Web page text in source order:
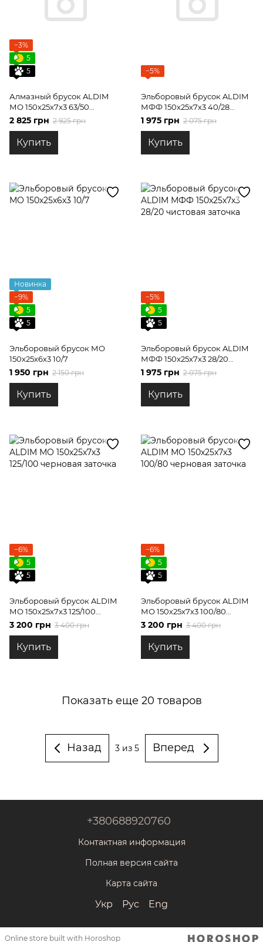
−3%
5
5
Алмазный брусок ALDIM
МО 150х25х7х3 63/50
получистовая заточка
2 825 грн 2 925 грн
Купить
−5%
Эльборовый брусок ALDIM
МФФ 150x25x7х3 40/28
чистовая заточка
1 975 грн 2 075 грн
Купить
Новинка
−9%
5
5
Эльборовый брусок МО
150х25х6х3 10/7
1 950 грн 2 150 грн
Купить
−5%
5
5
Эльборовый брусок ALDIM
МФФ 150x25x7х3 28/20
чистовая заточка
1 975 грн 2 075 грн
Купить
−6%
5
5
Эльборовый брусок ALDIM
МО 150х25х7х3 125/100
черновая заточка
3 200 грн 3 400 грн
Купить
−6%
5
5
Эльборовый брусок ALDIM
МО 150х25х7х3 100/80
черновая заточка
3 200 грн 3 400 грн
Купить
Показать еще 20 товаров
Назад 3из 5 Вперед
+380688920760
Контактная информация
Полная версия сайта
Карта сайта
Укр Рус Eng
Online store built with Horoshop